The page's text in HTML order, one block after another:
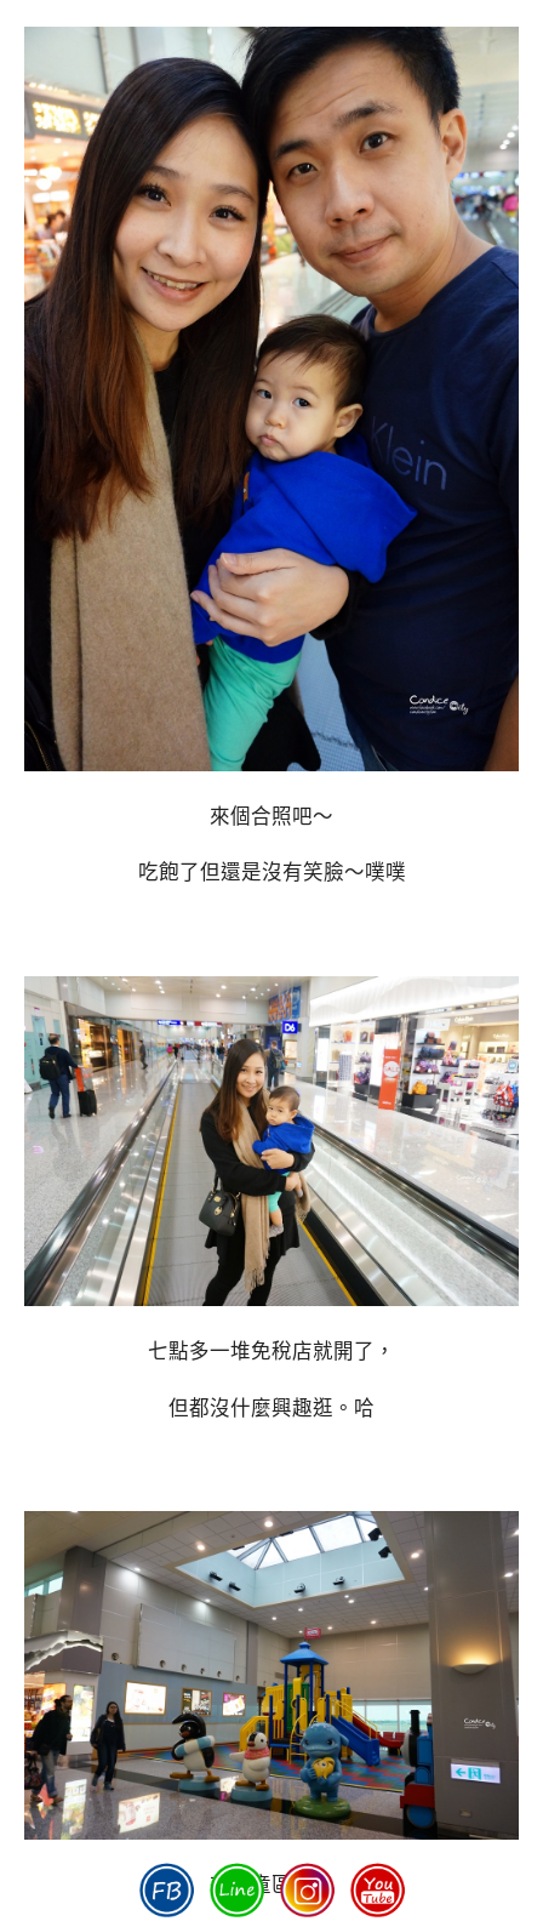
來個合照吧～
吃飽了但還是沒有笑臉～噗噗
七點多一堆免稅店就開了，
但都沒什麼興趣逛。哈
有兒童區耶！